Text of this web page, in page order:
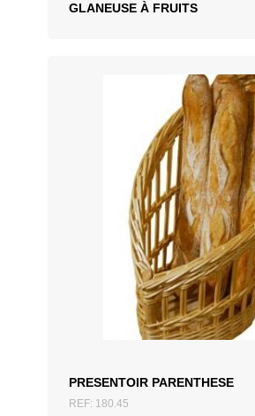
GLANEUSE À FRUITS
PRESENTOIR PARENTHESE
REF: 180.45
AJOUTER AU DEVIS